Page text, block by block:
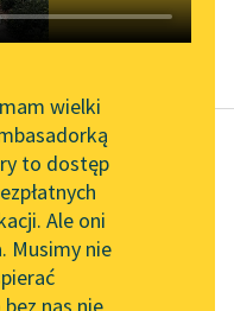
brak utworu
Wolnych Lektur
dla piszących i
wielki
to dostęp
Ale oni
Musimy nie
Proust
część